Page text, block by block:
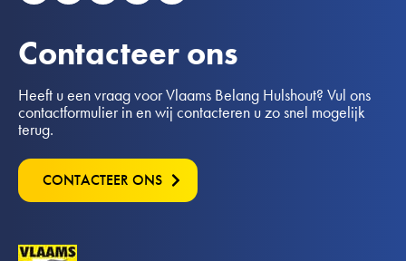
Contacteer ons
Heeft u een vraag voor Vlaams Belang Hulshout? Vul ons
contactformulier in en wij contacteren u zo snel mogelijk
terug.
CONTACTEER ONS